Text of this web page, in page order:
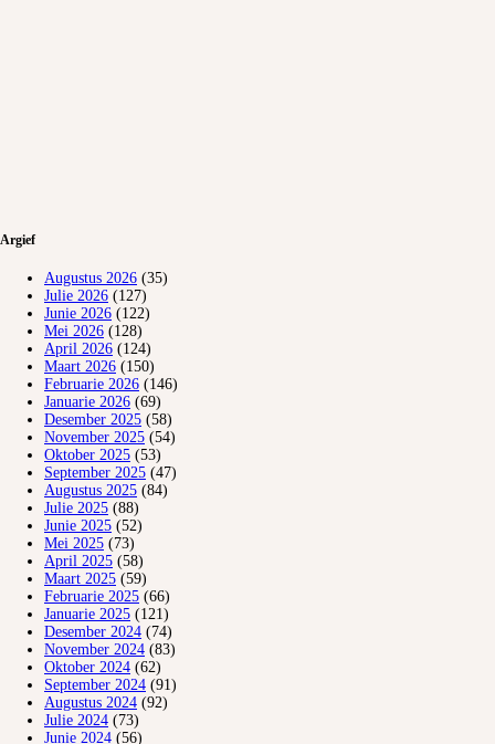
Argief
Augustus 2026 (35)
Julie 2026 (127)
Junie 2026 (122)
Mei 2026 (128)
April 2026 (124)
Maart 2026 (150)
Februarie 2026 (146)
Januarie 2026 (69)
Desember 2025 (58)
November 2025 (54)
Oktober 2025 (53)
September 2025 (47)
Augustus 2025 (84)
Julie 2025 (88)
Junie 2025 (52)
Mei 2025 (73)
April 2025 (58)
Maart 2025 (59)
Februarie 2025 (66)
Januarie 2025 (121)
Desember 2024 (74)
November 2024 (83)
Oktober 2024 (62)
September 2024 (91)
Augustus 2024 (92)
Julie 2024 (73)
Junie 2024 (56)